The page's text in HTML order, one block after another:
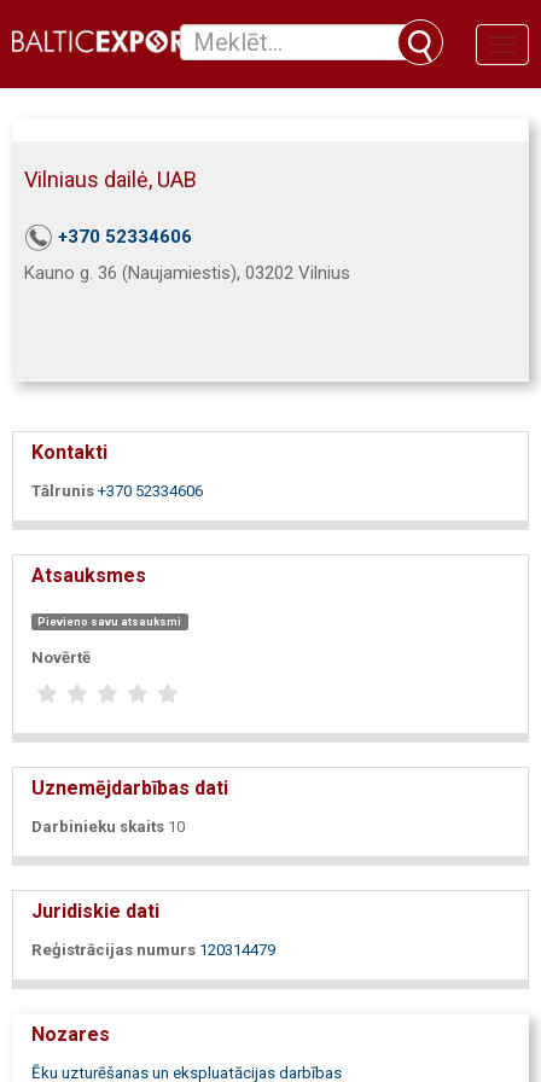
Vilniaus dailė, UAB
+370 52334606
Kauno g. 36 (Naujamiestis), 03202 Vilnius
Kontakti
Tālrunis +370 52334606
Atsauksmes
Pievieno savu atsauksmi
Novērtē
Uznemējdarbības dati
Darbinieku skaits 10
Juridiskie dati
Reģistrācijas numurs 120314479
Nozares
Ēku uzturēšanas un ekspluatācijas darbības